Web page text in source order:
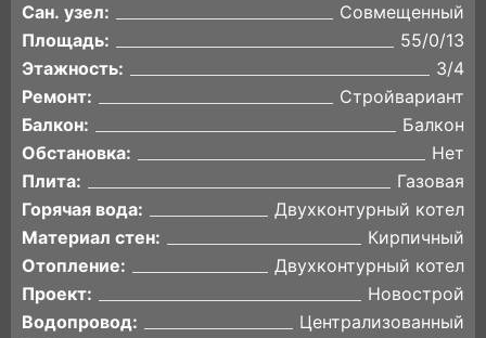
Сан. узел:
Совмещенный
Площадь:
55/0/13
Этажность:
3/4
Ремонт:
Стройвариант
Балкон:
Балкон
Обстановка:
Нет
Плита:
Газовая
Горячая вода:
Двухконтурный котел
Материал стен:
Кирпичный
Отопление:
Двухконтурный котел
Проект:
Новострой
Водопровод:
Централизованный